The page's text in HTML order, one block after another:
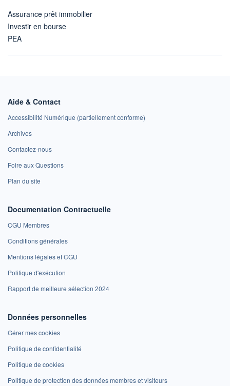
Assurance prêt immobilier
Investir en bourse
PEA
Aide & Contact
Accessibilité Numérique (partiellement conforme)
Archives
Contactez-nous
Foire aux Questions
Plan du site
Documentation Contractuelle
CGU Membres
Conditions générales
Mentions légales et CGU
Politique d'exécution
Rapport de meilleure sélection 2024
Données personnelles
Gérer mes cookies
Politique de confidentialité
Politique de cookies
Politique de protection des données membres et visiteurs